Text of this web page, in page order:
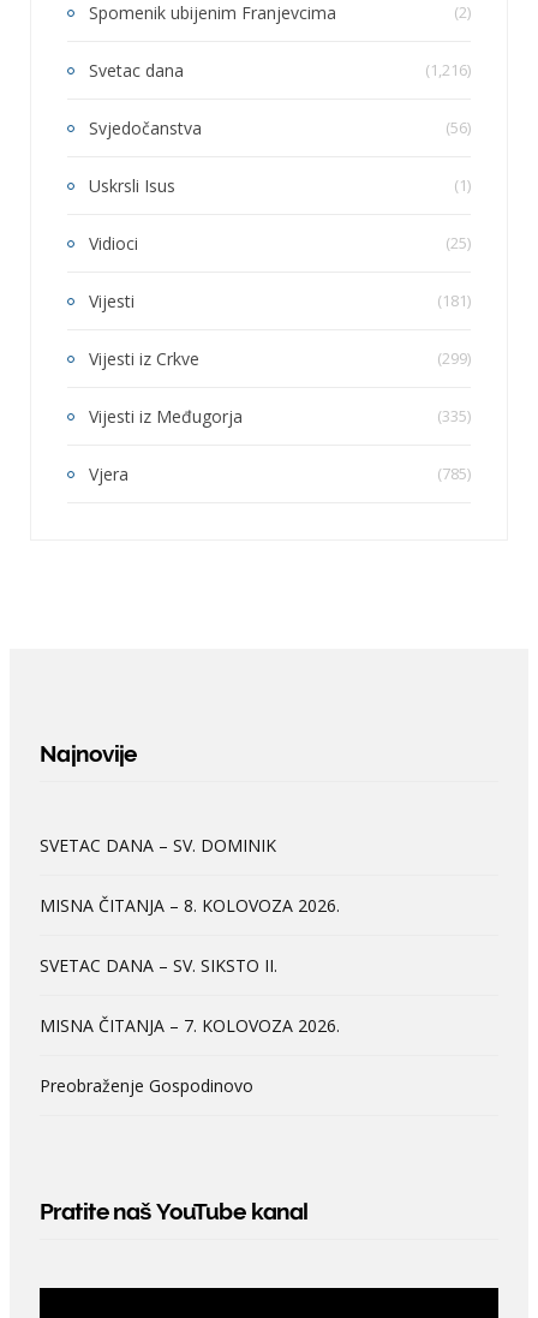
Spomenik ubijenim Franjevcima (2)
Svetac dana (1,216)
Svjedočanstva (56)
Uskrsli Isus (1)
Vidioci (25)
Vijesti (181)
Vijesti iz Crkve (299)
Vijesti iz Međugorja (335)
Vjera (785)
Najnovije
SVETAC DANA – SV. DOMINIK
MISNA ČITANJA – 8. KOLOVOZA 2026.
SVETAC DANA – SV. SIKSTO II.
MISNA ČITANJA – 7. KOLOVOZA 2026.
Preobraženje Gospodinovo
Pratite naš YouTube kanal